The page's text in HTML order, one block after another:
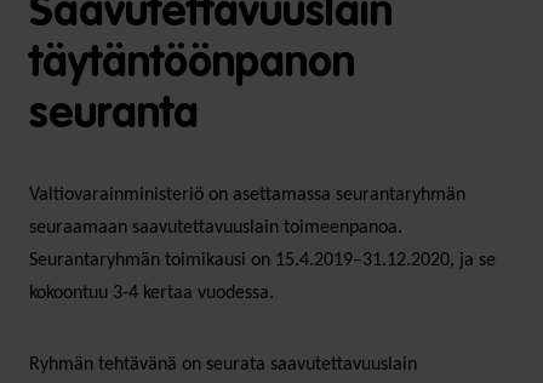
Saavutettavuuslain
täytäntöönpanon
seuranta
Valtiovarainministeriö on asettamassa seurantaryhmän
seuraamaan saavutettavuuslain toimeenpanoa.
Seurantaryhmän toimikausi on 15.4.2019–31.12.2020, ja se
kokoontuu 3-4 kertaa vuodessa.
Ryhmän tehtävänä on seurata saavutettavuuslain